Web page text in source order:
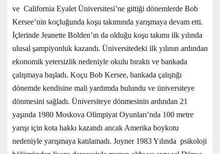
ve California Eyalet Üniversitesi’ne gittiği dönemlerde Bob
Kersee’nin koçluğunda koşu takımında yarışmaya devam etti.
İçlerinde Jeanette Bolden’ın da olduğu koşu takımı ilk yılında
ulusal şampiyonluk kazandı. Üniversitedeki ilk yılının ardından
ekonomik yetersizlik nedeniyle okulu bıraktı ve bankada
çalışmaya başladı. Koçu Bob Kersee, bankada çalıştığı
dönemde kendisine mali yardımda bulundu ve üniversiteye
dönmesini sağladı. Üniversiteye dönmesinin ardından 21
yaşında 1980 Moskova Olimpiyat Oyunları’nda 100 metre
yarışı için kota hakkı kazandı ancak Amerika boykotu
nedeniyle yarışmaya katılamadı. Joyner 1983 Yılında psikoloji